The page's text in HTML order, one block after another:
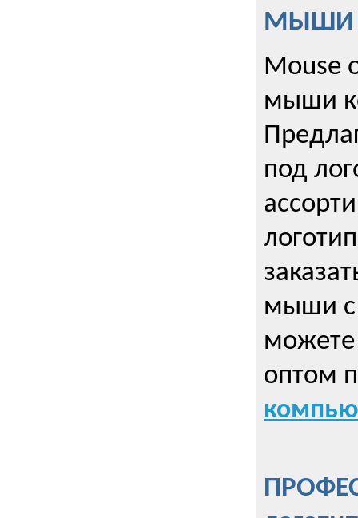
МЫШИ
Mouse
мыши
под
мыши с
можете
оптом